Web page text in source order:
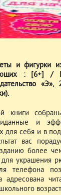
и фигурки
: [6+] /
книги
и
для себя и в
вас
более
украшения
телефона
адресована